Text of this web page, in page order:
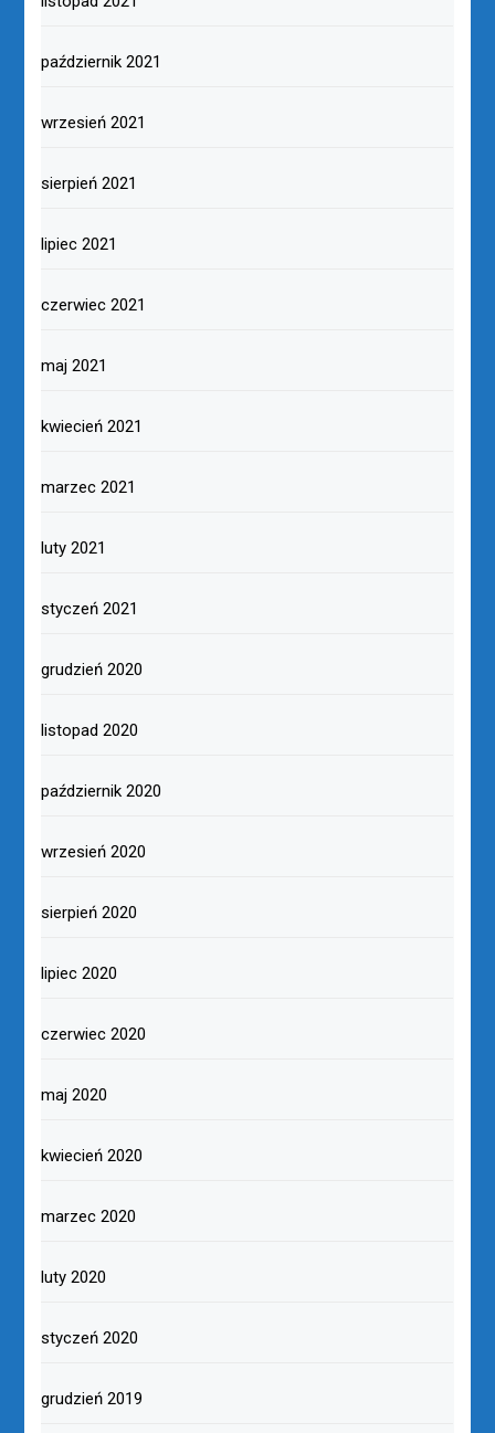
październik 2021
wrzesień 2021
sierpień 2021
lipiec 2021
czerwiec 2021
maj 2021
kwiecień 2021
marzec 2021
luty 2021
styczeń 2021
grudzień 2020
listopad 2020
październik 2020
wrzesień 2020
sierpień 2020
lipiec 2020
czerwiec 2020
maj 2020
kwiecień 2020
marzec 2020
luty 2020
styczeń 2020
grudzień 2019